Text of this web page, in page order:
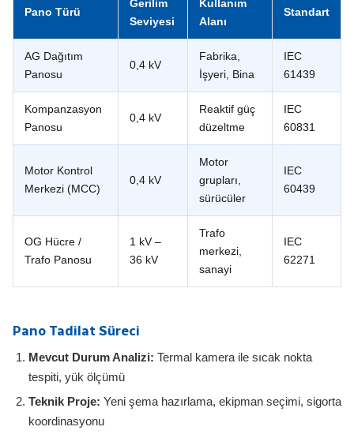
Pano Türü
Gerilim
Seviyesi
Kullanım
Alanı
Standart
AG Dağıtım
Panosu
0,4 kV
Fabrika,
İşyeri, Bina
IEC
61439
Kompanzasyon
Panosu
0,4 kV
Reaktif güç
düzeltme
IEC
60831
Motor Kontrol
Merkezi (MCC)
0,4 kV
Motor
grupları,
sürücüler
IEC
60439
OG Hücre /
Trafo Panosu
1 kV –
36 kV
Trafo
merkezi,
sanayi
IEC
62271
Pano Tadilat Süreci
Mevcut Durum Analizi: Termal kamera ile sıcak nokta
tespiti, yük ölçümü
Teknik Proje: Yeni şema hazırlama, ekipman seçimi, sigorta
koordinasyonu